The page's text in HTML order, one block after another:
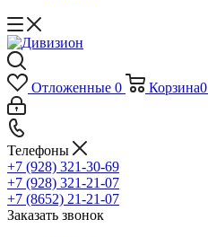
Отложенные 0 Корзина0
Телефоны
+7 (928) 321-30-69
+7 (928) 321-21-07
+7 (8652) 21-21-07
Заказать звонок